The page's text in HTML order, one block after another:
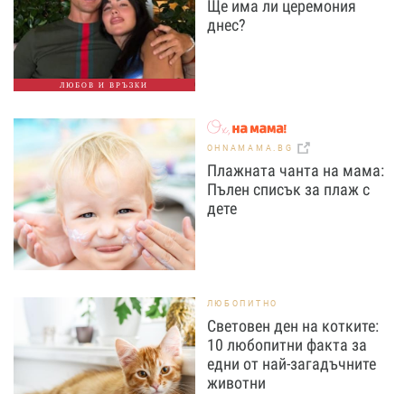
ЛЮБОВ И ВРЪЗКИ
Ще има ли церемония
днес?
OHNAMAMA.BG
Плажната чанта на мама:
Пълен списък за плаж с
дете
ЛЮБОПИТНО
Световен ден на котките:
10 любопитни факта за
едни от най-загадъчните
животни